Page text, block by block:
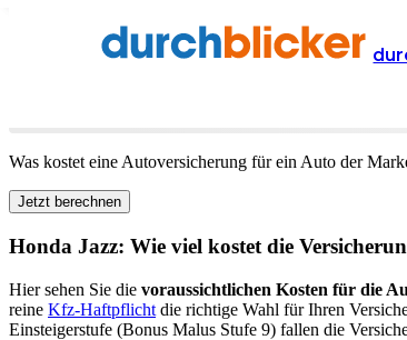
Autoversicherung Honda
in
Was kostet eine Autoversicherung für ein Auto der
Jetzt berechnen
Honda Jazz: Wie viel kostet die
Hier sehen Sie die voraussichtlichen Kosten für die
reine Kfz-Haftpflicht die richtige Wahl für Ihren
Einsteigerstufe (Bonus Malus Stufe 9) fallen die